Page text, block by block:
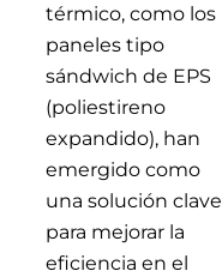
térmico, como los
paneles tipo
sándwich de EPS
(poliestireno
expandido), han
emergido como
una solución clave
para mejorar la
eficiencia en el